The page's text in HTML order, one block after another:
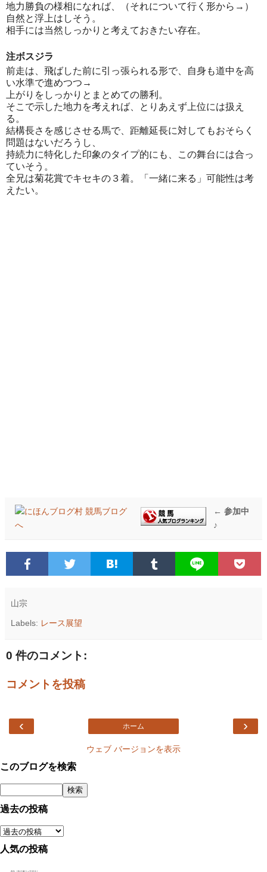
地力勝負の様相になれば、（それについて行く形から→）
自然と浮上はしそう。
相手には当然しっかりと考えておきたい存在。
注ボスジラ
前走は、飛ばした前に引っ張られる形で、自身も道中を高
い水準で進めつつ→
上がりをしっかりとまとめての勝利。
そこで示した地力を考えれば、とりあえず上位には扱え
る。
結構長さを感じさせる馬で、距離延長に対してもおそらく
問題はないだろうし、
持続力に特化した印象のタイプ的にも、この舞台には合っ
ていそう。
全兄は菊花賞でキセキの３着。「一緒に来る」可能性は考
えたい。
← 参加中
♪
山宗
Labels: レース展望
0 件のコメント:
コメントを投稿
‹ ›
ホーム
ウェブ バージョンを表示
このブログを検索
過去の投稿
人気の投稿